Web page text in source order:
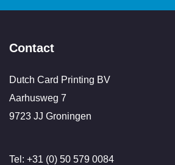
Contact
Dutch Card Printing BV
Aarhusweg 7
9723 JJ Groningen
Tel: +31 (0) 50 579 0084